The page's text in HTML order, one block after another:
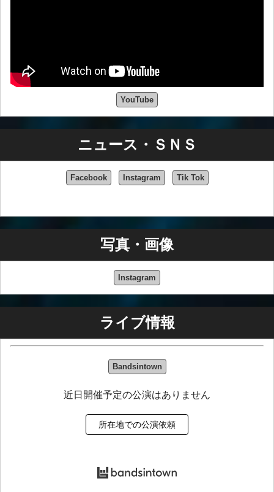
YouTube
ニュース・ＳＮＳ
Facebook Instagram Tik Tok
写真・画像
Instagram
ライブ情報
Bandsintown
近日開催予定の公演はありません
所在地での公演依頼